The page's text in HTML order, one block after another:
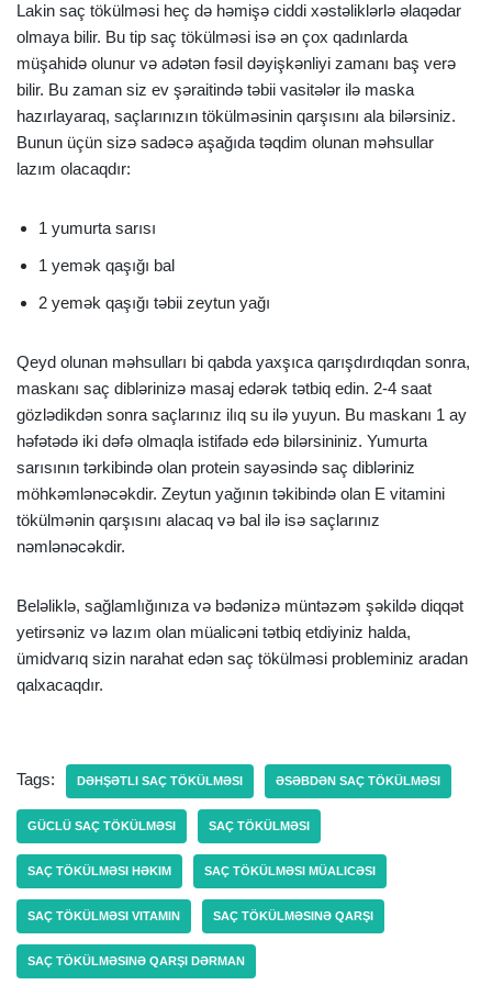
Lakin saç tökülməsi heç də həmişə ciddi xəstəliklərlə əlaqədar
olmaya bilir. Bu tip saç tökülməsi isə ən çox qadınlarda
müşahidə olunur və adətən fəsil dəyişkənliyi zamanı baş verə
bilir. Bu zaman siz ev şəraitində təbii vasitələr ilə maska
hazırlayaraq, saçlarınızın tökülməsinin qarşısını ala bilərsiniz.
Bunun üçün sizə sadəcə aşağıda təqdim olunan məhsullar
lazım olacaqdır:
1 yumurta sarısı
1 yemək qaşığı bal
2 yemək qaşığı təbii zeytun yağı
Qeyd olunan məhsulları bi qabda yaxşıca qarışdırdıqdan sonra,
maskanı saç diblərinizə masaj edərək tətbiq edin. 2-4 saat
gözlədikdən sonra saçlarınız ilıq su ilə yuyun. Bu maskanı 1 ay
həfətədə iki dəfə olmaqla istifadə edə bilərsininiz. Yumurta
sarısının tərkibində olan protein sayəsində saç dibləriniz
möhkəmlənəcəkdir. Zeytun yağının təkibində olan E vitamini
tökülmənin qarşısını alacaq və bal ilə isə saçlarınız
nəmlənəcəkdir.
Beləliklə, sağlamlığınıza və bədənizə müntəzəm şəkildə diqqət
yetirsəniz və lazım olan müalicəni tətbiq etdiyiniz halda,
ümidvarıq sizin narahat edən saç tökülməsi probleminiz aradan
qalxacaqdır.
Tags: DƏHŞƏTLI SAÇ TÖKÜLMƏSI ƏSƏBDƏN SAÇ TÖKÜLMƏSI
GÜCLÜ SAÇ TÖKÜLMƏSI SAÇ TÖKÜLMƏSI
SAÇ TÖKÜLMƏSI HƏKIM SAÇ TÖKÜLMƏSI MÜALICƏSI
SAÇ TÖKÜLMƏSI VITAMIN SAÇ TÖKÜLMƏSINƏ QARŞI
SAÇ TÖKÜLMƏSINƏ QARŞI DƏRMAN